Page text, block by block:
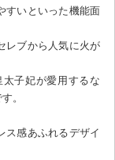
すいといった機能面
レブから人気に火が
子妃が愛用するな
。
ス感あふれるデザイ